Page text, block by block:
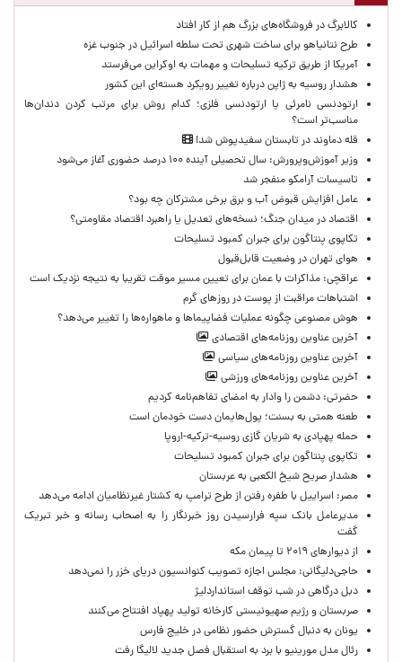
کالابرگ در فروشگاه‌های بزرگ هم از کار افتاد
طرح نتانیاهو برای ساخت شهری تحت سلطه اسرائیل در جنوب غزه
آمریکا از طریق ترکیه تسلیحات و مهمات به اوکراین می‌فرستد
هشدار روسیه به ژاپن درباره تغییر رویکرد هسته‌ای این کشور
ارتودنسی نامرئی یا ارتودنسی فلزی؛ کدام روش برای مرتب کردن دندان‌ها
مناسب‌تر است؟
قله دماوند در تابستان سفیدپوش شد!
وزیر آموزش‌وپرورش: سال تحصیلی آینده ۱۰۰ درصد حضوری آغاز می‌شود
تاسیسات آرامکو منفجر شد
عامل افزایش قبوض آب و برق برخی مشترکان چه بود؟
اقتصاد در میدان جنگ؛ نسخه‌های تعدیل یا راهبرد اقتصاد مقاومتی؟
تکاپوی پنتاگون برای جبران کمبود تسلیحات
هوای تهران در وضعیت قابل‌قبول
عراقچی: مذاکرات با عمان برای تعیین مسیر موقت تقریبا به نتیجه نزدیک است
اشتباهات مراقبت از پوست در روزهای گرم
هوش مصنوعی چگونه عملیات فضاپیماها و ماهواره‌ها را تغییر می‌دهد؟
آخرین عناوین روزنامه‌های اقتصادی
آخرین عناوین روزنامه‌های سیاسی
آخرین عناوین روزنامه‌های ورزشی
حضرتی: دشمن را وادار به امضای تفاهم‌نامه کردیم
طعنه همتی به بسنت؛ پول‌هایمان دست خودمان است
حمله پهپادی به شریان گازی روسیه-ترکیه-اروپا
تکاپوی پنتاگون برای جبران کمبود تسلیحات
هشدار صریح شیخ الکعبی به عربستان
مصر: اسراییل با طفره رفتن از طرح ترامپ به کشتار غیرنظامیان ادامه می‌دهد
مدیرعامل بانک سپه فرارسیدن روز خبرنگار را به اصحاب رسانه و خبر تبریک
گفت
از دیوارهای ۲۰۱۹ تا پیمان مکه
حاجی‌دلیگانی: مجلس اجازه تصویب کنوانسیون دریای خزر را نمی‌دهد
دبل درگاهی در شب توقف استانداردلیژ
صربستان و رژیم صهیونیستی کارخانه تولید پهپاد افتتاح می‌کنند
یونان به دنبال گسترش حضور نظامی در خلیج فارس
رئال مدل مورینیو با برد به استقبال فصل جدید لالیگا رفت